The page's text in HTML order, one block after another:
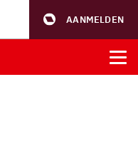
AANMELDEN